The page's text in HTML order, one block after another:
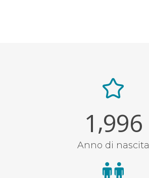
1,996
Anno di nascita